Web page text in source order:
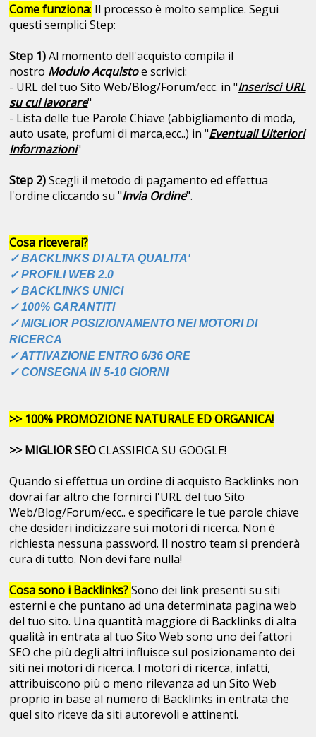
Come funziona: Il processo è molto semplice. Segui
questi semplici Step:
Step 1)Al momento dell'acquisto compila il
nostro Modulo Acquistoe scrivici:
- URL del tuo Sito Web/Blog/Forum/ecc. in "Inserisci URL
su cui lavorare"
- Lista delle tue Parole Chiave (abbigliamento di moda,
auto usate, profumi di marca,ecc..) in "Eventuali Ulteriori
Informazioni"
Step 2)Scegli il metodo di pagamento ed effettua
l'ordine cliccando su "Invia Ordine".
Cosa riceverai?
✓ BACKLINKS DI ALTA QUALITA'
✓ PROFILI WEB 2.0
✓BACKLINKS UNICI
✓ 100% GARANTITI
✓ MIGLIOR POSIZIONAMENTO NEI MOTORI DI
RICERCA
✓ ATTIVAZIONE ENTRO 6/36 ORE
✓ CONSEGNA IN 5-10 GIORNI
>> 100% PROMOZIONE NATURALE ED ORGANICA!
>> MIGLIOR SEOCLASSIFICA SU GOOGLE!
Quando si effettua un ordine di acquisto Backlinks non
dovrai far altro che fornirci l'URL del tuo Sito
Web/Blog/Forum/ecc.. e specificare le tue parole chiave
che desideri indicizzare sui motori di ricerca. Non è
richiesta nessuna password. Il nostro team si prenderà
cura di tutto. Non devi fare nulla!
Cosa sono i Backlinks?Sono dei link presenti su siti
esterni e che puntano ad una determinata pagina web
del tuo sito. Una quantità maggiore di Backlinks di alta
qualità in entrata al tuo Sito Web sono uno dei fattori
SEO che più degli altri influisce sul posizionamento dei
siti nei motori di ricerca. I motori di ricerca, infatti,
attribuiscono più o meno rilevanza ad un Sito Web
proprio in base al numero di Backlinks in entrata che
quel sito riceve da siti autorevoli e attinenti.